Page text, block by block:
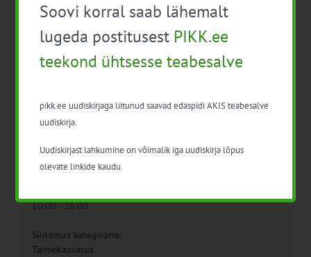
Detailid
Kuupäev:
23. nov. 2021
10:00 - 16:00
Sündmus kategooria:
Taimekasvatus
Soovi korral saab lähemalt
lugeda postitusest PIKK.ee
teekond ühtsesse teabesalve
pikk.ee uudiskirjaga liitunud saavad edaspidi AKIS teabesalve
uudiskirja.
Uudiskirjast lahkumine on võimalik iga uudiskirja lõpus
olevate linkide kaudu.